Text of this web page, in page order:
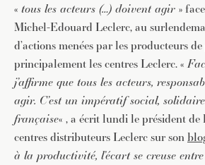
« tous les acteurs (…) doivent agir »
Michel-Edouard Leclerc, au
d’actions menées par les producteurs
principalement les centres Leclerc. «
j’affirme que tous les acteurs,
agir. C’est un impératif social,
française« , a écrit lundi le président de
centres distributeurs Leclerc sur son
à la productivité, l’écart se creuse